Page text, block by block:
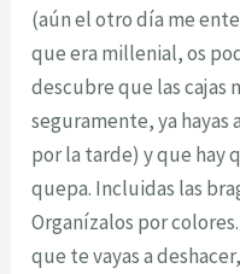
(aún el otro día me
que era millenial, os
descubre que las cajas
seguramente, ya hayas
por la tarde) y que hay
quepa. Incluidas las
Organízalos por
que te vayas a